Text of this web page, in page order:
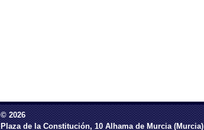
© 2026
Plaza de la Constitución, 10 Alhama de Murcia (Murcia)